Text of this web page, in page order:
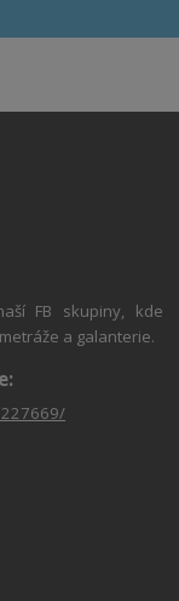
FB skupiny, kde
a galanterie.